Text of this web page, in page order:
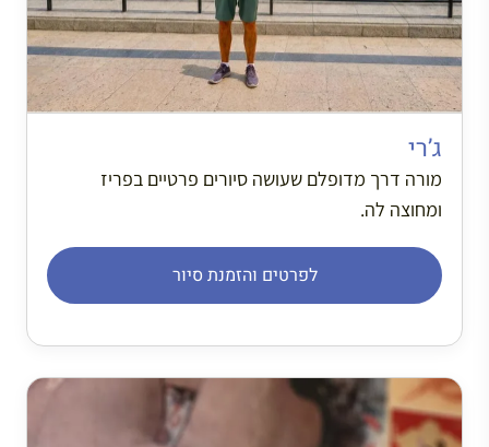
ג’רי
מורה דרך מדופלם שעושה סיורים פרטיים בפריז
ומחוצה לה.
לפרטים והזמנת סיור